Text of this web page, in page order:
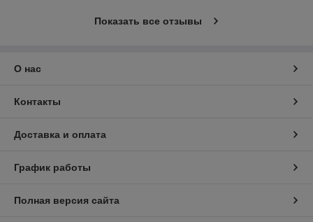
Показать все отзывы
О нас
Контакты
Доставка и оплата
График работы
Полная версия сайта